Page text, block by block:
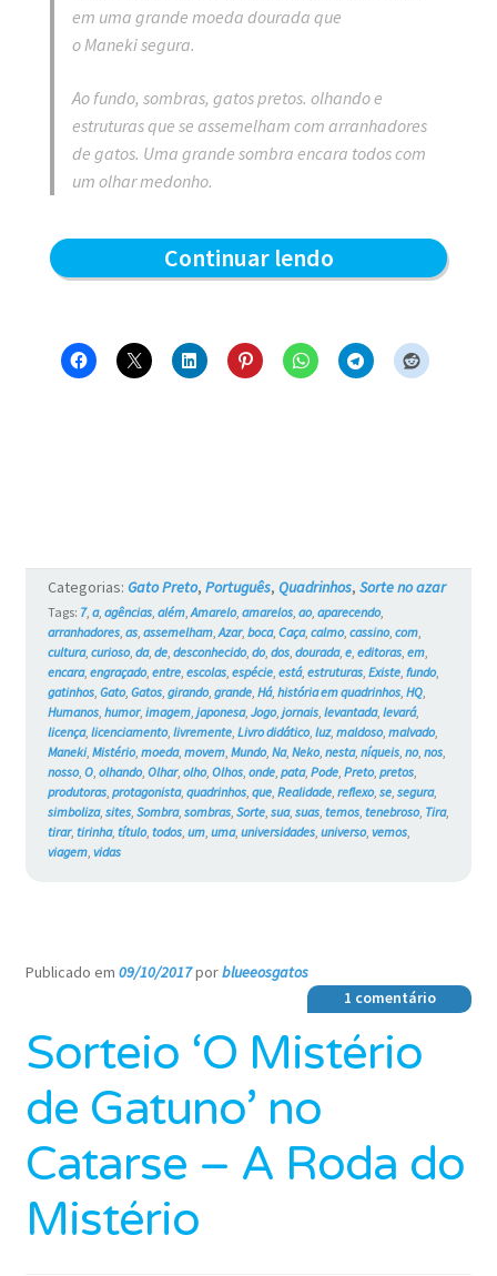
em uma grande moeda dourada que
oManekisegura.
Ao fundo, sombras, gatos pretos. olhando e
estruturas que se assemelham com arranhadores
de gatos. Uma grande sombra encara todos com
um olhar medonho.
Continuar lendoGato
no
Categorias: Gato Preto, Português, Quadrinhos, Sorte no azar
Tags: 7, a, agências, além,Amarelo, amarelos, ao, aparecendo,
arranhadores, as, assemelham,Azar, boca, Caça, calmo, cassino, com,
cultura, curioso, da, de, desconhecido, do, dos, dourada, e, editoras, em,
encara, engraçado, entre, escolas, espécie, está, estruturas, Existe, fundo,
gatinhos, Gato, Gatos, girando, grande, Há, história em quadrinhos, HQ,
Humanos, humor, imagem, japonesa, Jogo, jornais, levantada, levará,
licença, licenciamento, livremente, Livro didático, luz, maldoso, malvado,
Maneki, Mistério, moeda, movem, Mundo, Na, Neko, nesta, níqueis, no, nos,
nosso, O, olhando, Olhar, olho, Olhos, onde, pata, Pode, Preto, pretos,
produtoras, protagonista, quadrinhos, que, Realidade, reflexo, se, segura,
simboliza, sites, Sombra, sombras, Sorte, sua, suas, temos, tenebroso, Tira,
tirar, tirinha, título, todos, um, uma, universidades, universo, vemos,
viagem, vidas
Publicado em 09/10/2017porblueeosgatos
1 comentário
Sorteio ‘O Mistério
de Gatuno’ no
Catarse – A Roda do
Mistério